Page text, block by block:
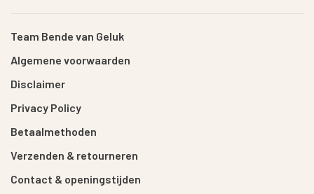
Team Bende van Geluk
Algemene voorwaarden
Disclaimer
Privacy Policy
Betaalmethoden
Verzenden & retourneren
Contact & openingstijden